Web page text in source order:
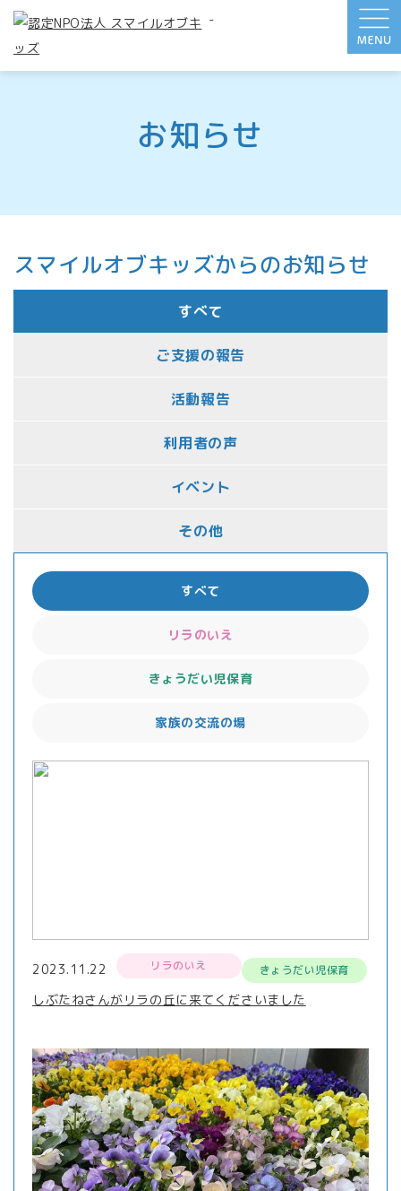
-
お知らせ
スマイルオブキッズからのお知らせ
すべて
ご支援の報告
活動報告
利用者の声
イベント
その他
すべて
リラのいえ
きょうだい児保育
家族の交流の場
2023.11.22 リラのいえ きょうだい児保育
しぶたねさんがリラの丘に来てくださいました